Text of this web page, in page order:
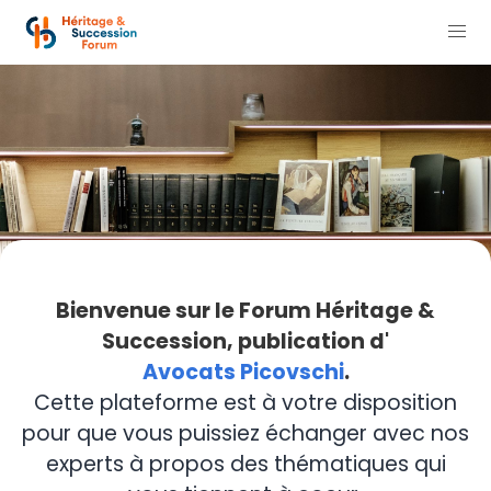
Bienvenue sur le Forum Héritage &
Succession, publication d'
Avocats Picovschi.
Cette plateforme est à votre disposition
pour que vous puissiez échanger avec nos
experts à propos des thématiques qui